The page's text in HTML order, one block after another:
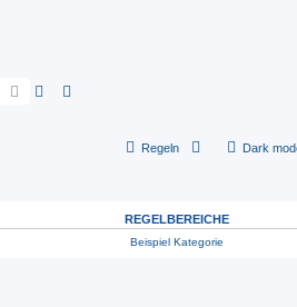
Suche Erweiterte Suche
Dark
Regeln
REGELBEREICHE
Beispiel Kategorie